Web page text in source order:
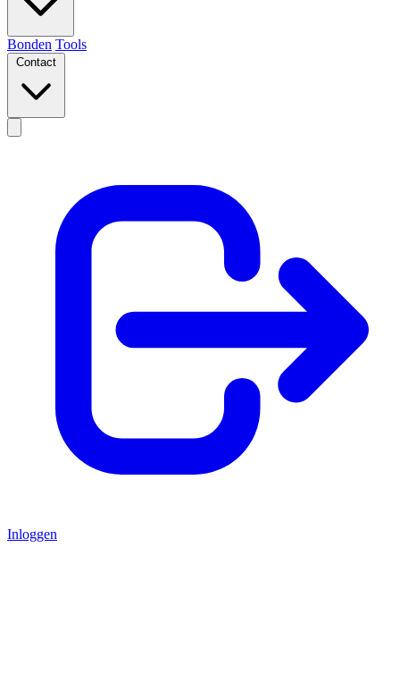
Bonden Tools
Contact
Inloggen